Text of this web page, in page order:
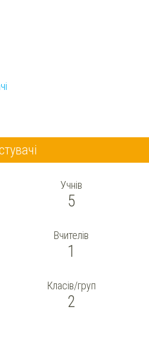
Учнів
5
Вчителів
1
Класів/груп
2